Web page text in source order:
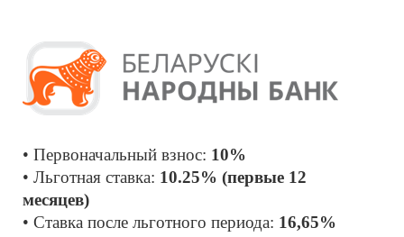
• Первоначальный взнос: 10%
• Льготная ставка: 10.25% (первые 12
месяцев)
• Ставка после льготного периода: 16,65%